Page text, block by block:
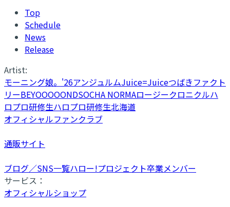
Top
Schedule
News
Release
Artist:
モーニング娘。'26アンジュルムJuice=Juiceつばきファクト
リーBEYOOOOONDSOCHA NORMAロージークロニクルハ
ロプロ研修生ハロプロ研修生北海道
オフィシャルファンクラブ
通販サイト
ブログ／SNS一覧ハロー!プロジェクト卒業メンバー
サービス：
オフィシャルショップ